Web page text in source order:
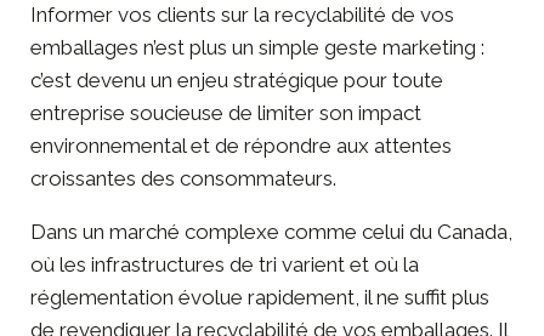
Informer vos clients sur la recyclabilité de vos
emballages n’est plus un simple geste marketing :
c’est devenu un enjeu stratégique pour toute
entreprise soucieuse de limiter son impact
environnemental et de répondre aux attentes
croissantes des consommateurs.
Dans un marché complexe comme celui du Canada,
où les infrastructures de tri varient et où la
réglementation évolue rapidement, il ne suffit plus
de revendiquer la recyclabilité de vos emballages. Il